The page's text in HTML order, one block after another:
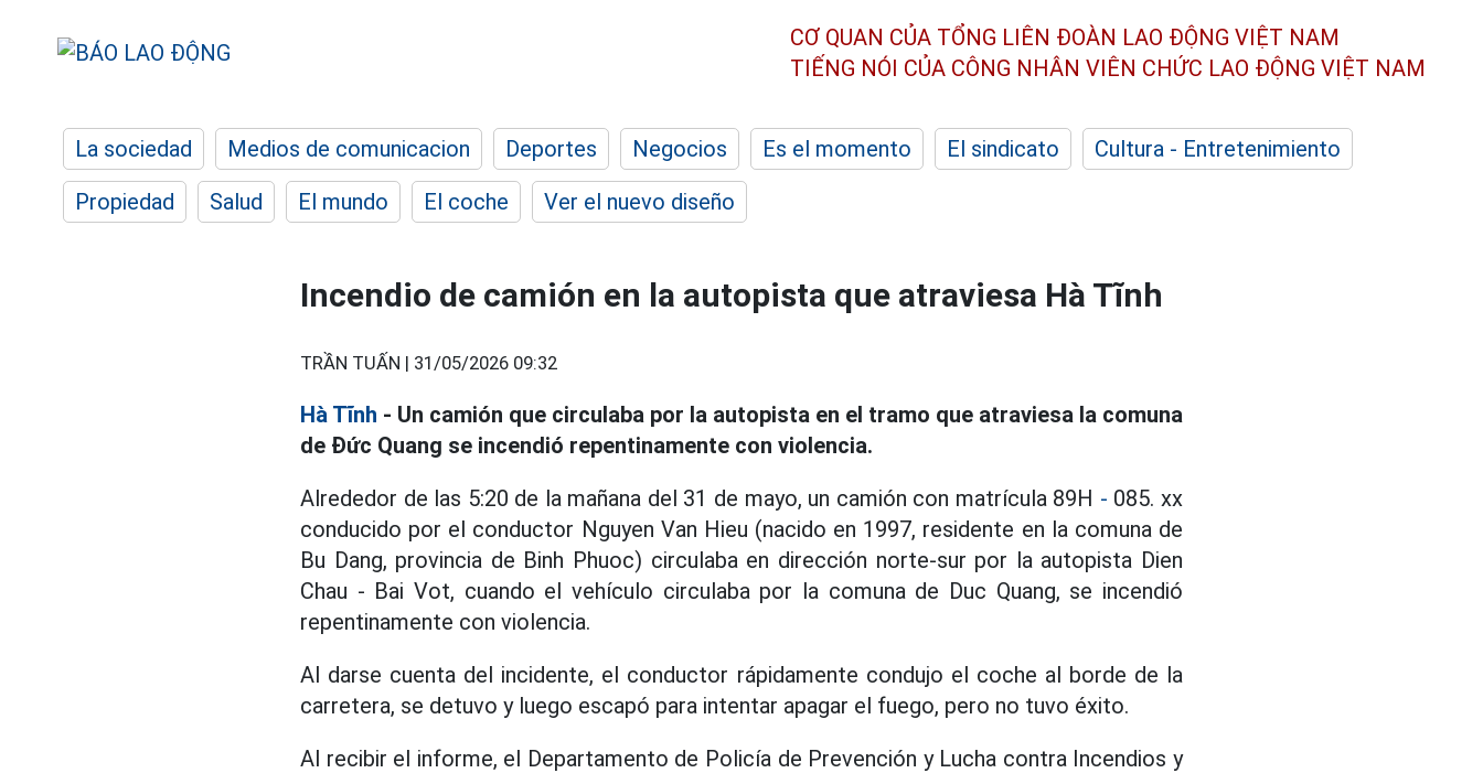
CƠ QUAN CỦA TỔNG LIÊN ĐOÀN LAO ĐỘNG VIỆT NAM
TIẾNG NÓI CỦA CÔNG NHÂN VIÊN CHỨC LAO ĐỘNG VIỆT NAM
La sociedad Medios de comunicacion Deportes Negocios Es el momento El sindicato
Cultura - Entretenimiento
Propiedad
Salud El mundo El coche Ver el nuevo diseño
Incendio de camión en la autopista que atraviesa Hà Tĩnh
TRẦN TUẤN | 31/05/2026 09:32
Hà Tĩnh - Un camión que circulaba por la autopista en el tramo que atraviesa la comuna
de Đức Quang se incendió repentinamente con violencia.
Alrededor de las 5:20 de la mañana del 31 de mayo, un camión con matrícula 89H - 085. xx
conducido por el conductor Nguyen Van Hieu (nacido en 1997, residente en la comuna de
Bu Dang, provincia de Binh Phuoc) circulaba en dirección norte-sur por la autopista Dien
Chau - Bai Vot, cuando el vehículo circulaba por la comuna de Duc Quang, se incendió
repentinamente con violencia.
Al darse cuenta del incidente, el conductor rápidamente condujo el coche al borde de la
carretera, se detuvo y luego escapó para intentar apagar el fuego, pero no tuvo éxito.
Al recibir el informe, el Departamento de Policía de Prevención y Lucha contra Incendios y